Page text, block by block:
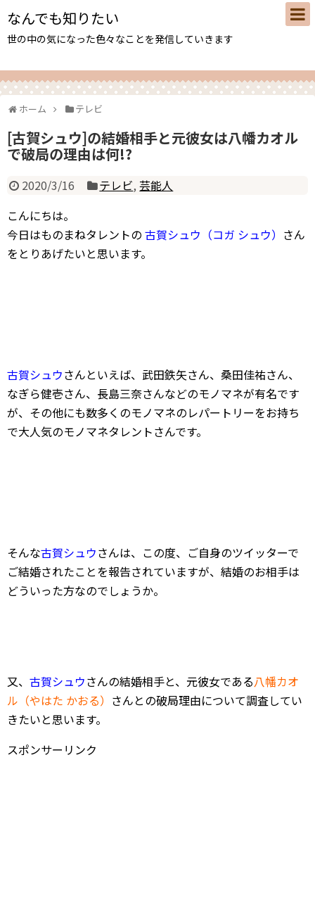
なんでも知りたい
世の中の気になった色々なことを発信していきます
ホーム テレビ
[古賀シュウ]の結婚相手と元彼女は八幡カオル
で破局の理由は何!?
2020/3/16 テレビ,芸能人
こんにちは。
今日はものまねタレントの 古賀シュウ（コガ シュウ） さん
をとりあげたいと思います。
古賀シュウさんといえば、武田鉄矢さん、桑田佳祐さん、
なぎら健壱さん、長島三奈さんなどのモノマネが有名です
が、その他にも数多くのモノマネのレパートリーをお持ち
で大人気のモノマネタレントさんです。
そんな古賀シュウさんは、この度、ご自身のツイッターで
ご結婚されたことを報告されていますが、結婚のお相手は
どういった方なのでしょうか。
又、 古賀シュウさんの結婚相手と、元彼女である八幡カオ
ル（やはた かおる） さんとの破局理由について調査してい
きたいと思います。
スポンサーリンク